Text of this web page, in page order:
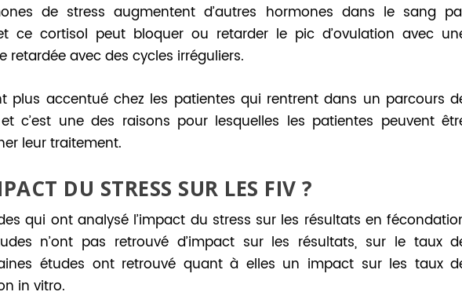
de stress augmentent d’autres hormones dans le sang
ce cortisol peut bloquer ou retarder le pic d’ovulation avec
retardée avec des cycles irréguliers.
plus accentué chez les patientes qui rentrent dans un parcours
c’est une des raisons pour lesquelles les patientes peuvent
leur traitement.
DU STRESS SUR LES FIV ?
qui ont analysé l’impact du stress sur les résultats en
n’ont pas retrouvé d’impact sur les résultats, sur le taux
études ont retrouvé quant à elles un impact sur les taux
in vitro.